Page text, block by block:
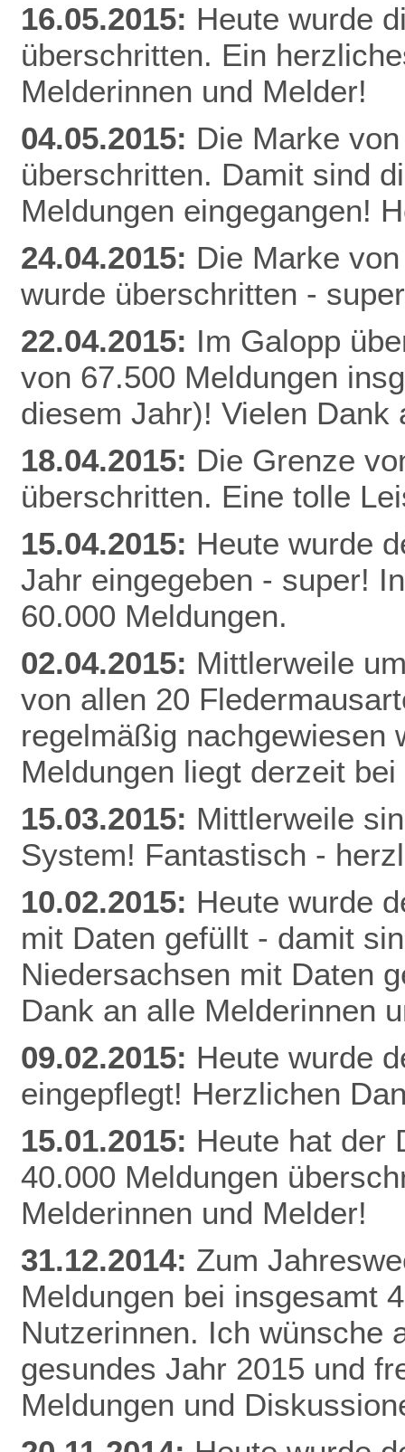
16.05.2015: Heute wurde
überschritten. Ein
Melderinnen und Melder!
04.05.2015: Die Marke
überschritten. Damit sind
Meldungen eingegangen!
24.04.2015: Die Marke
wurde überschritten -
22.04.2015: Im Galopp
von 67.500 Meldungen
diesem Jahr)! Vielen
18.04.2015: Die Grenze
überschritten. Eine tolle
15.04.2015: Heute wurde
Jahr eingegeben - super!
60.000 Meldungen.
02.04.2015: Mittlerweile
von allen 20
regelmäßig nachgewiesen
Meldungen liegt derzeit
15.03.2015: Mittlerweile
System! Fantastisch -
10.02.2015: Heute wurde
mit Daten gefüllt - damit
Niedersachsen mit Daten
Dank an alle Melderinnen
09.02.2015: Heute wurde
eingepflegt! Herzlichen Da
15.01.2015: Heute hat der
40.000 Meldungen
Melderinnen und Melder!
31.12.2014: Zum
Meldungen bei insgesamt
Nutzerinnen. Ich wünsche
gesundes Jahr 2015 und
Meldungen und